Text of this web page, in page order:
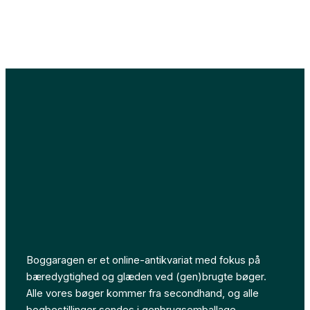
Boggaragen er et online-antikvariat med fokus på
bæredygtighed og glæden ved (gen)brugte bøger.
Alle vores bøger kommer fra secondhand, og alle